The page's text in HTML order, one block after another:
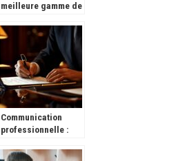
meilleure gamme de
pour votre espace
Communication
professionnelle :
rediger une lettre de